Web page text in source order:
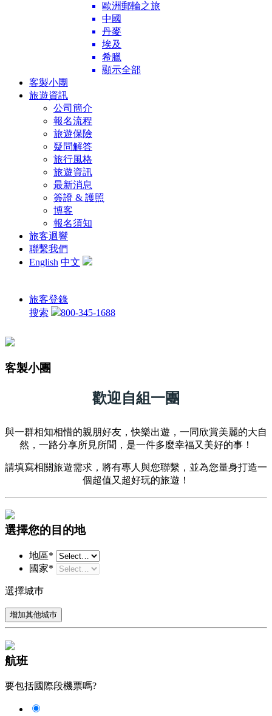
歐洲郵輪之旅
中國
丹麥
埃及
希臘
顯示全部
客製小團
旅遊資訊
公司簡介
報名流程
旅遊保險
疑問解答
旅行風格
旅遊資訊
最新消息
簽證 & 護照
博客
報名須知
旅客迴響
聯繫我們
English 中文
旅客登錄
搜索
800-345-1688
客製小團
歡迎自組一團
與一群相知相惜的親朋好友，快樂出遊，一同欣賞美麗的大自
然，一路分享所見所聞，是一件多麼幸福又美好的事！
請填寫相關旅遊需求，將有專人與您聯繫，並為您量身打造一
個超值又超好玩的旅遊！
選擇您的目的地
地區*
國家*
選擇城巿
增加其他城巿
航班
要包括國際段機票嗎?